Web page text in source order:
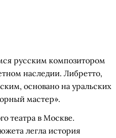
русским композитором
наследии. Либретто,
основано на уральских
мастер».
театра в Москве.
легла история